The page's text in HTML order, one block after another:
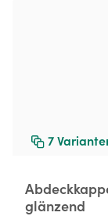
7
glänzend